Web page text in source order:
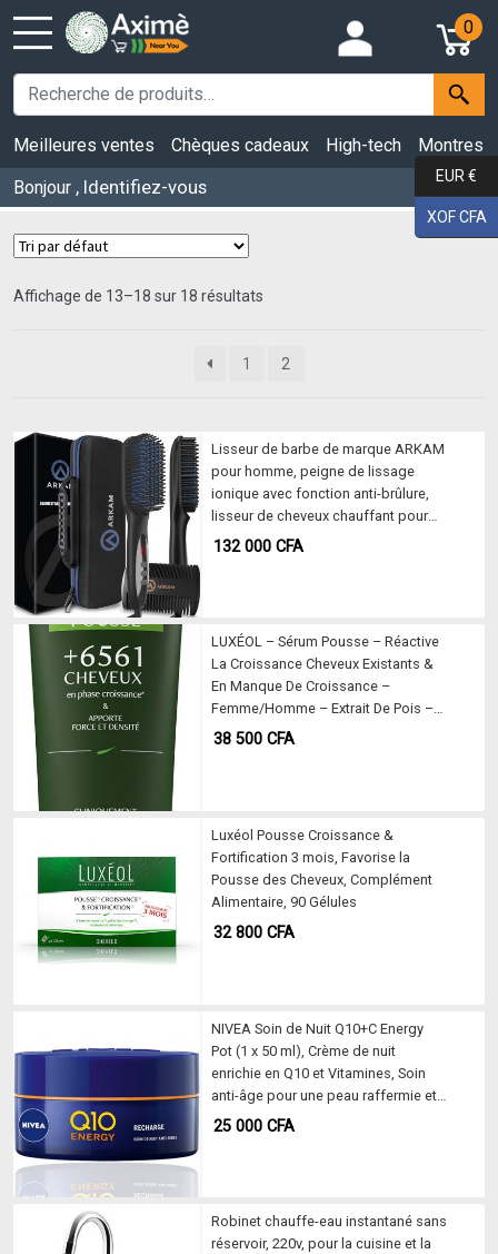
0
Meilleures ventes Chèques cadeaux High-tech
Montres
Bonjour , Identifiez-vous
Affichage de 13–18 sur 18 résultats
1 2
Lisseur de barbe de marque ARKAM
pour homme, peigne de lissage
ionique avec fonction anti-brûlure,
lisseur de cheveux chauffant pour
homme et femme, brosse à barbe
132 000 CFA
LUXÉOL – Sérum Pousse – Réactive
La Croissance Cheveux Existants &
En Manque De Croissance –
Femme/Homme – Extrait De Pois –
98% D’Ingrédients D’Origine Naturelle
38 500 CFA
Luxéol Pousse Croissance &
Fortification 3 mois, Favorise la
Pousse des Cheveux, Complément
Alimentaire, 90 Gélules
32 800 CFA
NIVEA Soin de Nuit Q10+C Energy
Pot (1 x 50 ml), Crème de nuit
enrichie en Q10 et Vitamines, Soin
anti-âge pour une peau raffermie et
visiblement plus jeune
25 000 CFA
Robinet chauffe-eau instantané sans
réservoir, 220v, pour la cuisine et la
EUR €
XOF CFA